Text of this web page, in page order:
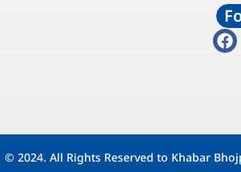
© 2024. All Rights Reserved to Khabar